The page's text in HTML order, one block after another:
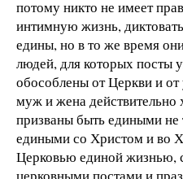
потому никто не имеет
интимную жизнь,
едины, но в то же время
людей, для которых посты
обособлены от Церкви и
муж и жена действительно
призваны быть едиными не
едиными со Христом и во
Церковью единой жизнью,
церковными постами и